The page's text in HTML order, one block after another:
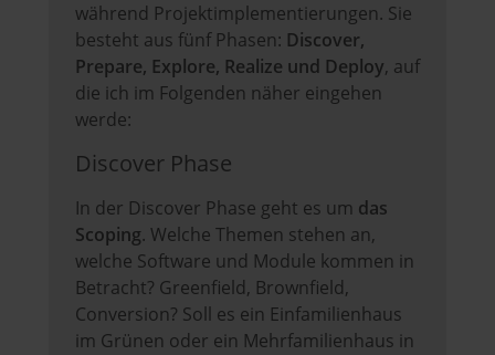
während Projektimplementierungen. Sie
besteht aus fünf Phasen: Discover,
Prepare, Explore, Realize und Deploy, auf
die ich im Folgenden näher eingehen
werde:
Discover Phase
In der Discover Phase geht es um das
Scoping. Welche Themen stehen an,
welche Software und Module kommen in
Betracht? Greenfield, Brownfield,
Conversion? Soll es ein Einfamilienhaus
im Grünen oder ein Mehrfamilienhaus in